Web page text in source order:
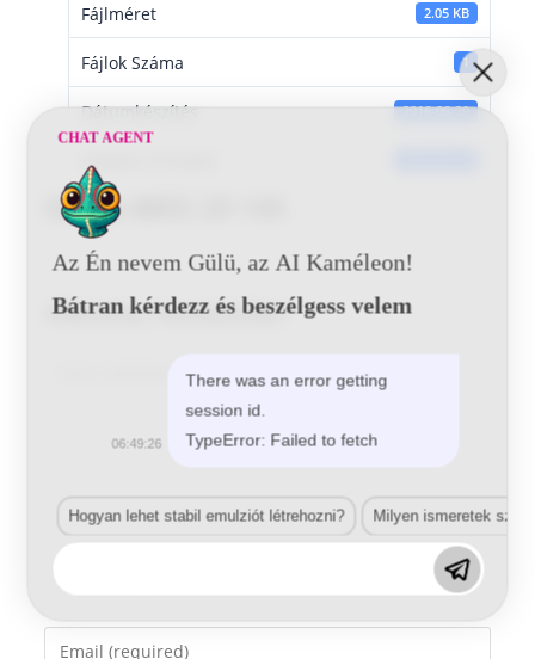
Fájlméret 2.05 KB
Fájlok Száma 1
Dátumkészítés 2016-06-20
Utoljára frissített
Skoda 8855 29 145
Vélemény, hozzászólás?
your
name
Enter
CHAT AGENT
Az Én nevem Gülü, az AI Kaméleon!
Bátran kérdezz és beszélgess velem
There was an error getting
session id.
TypeError: Failed to fetch
06:49:26
Hogyan lehet stabil emulziót létrehozni? Milyen ismeretek